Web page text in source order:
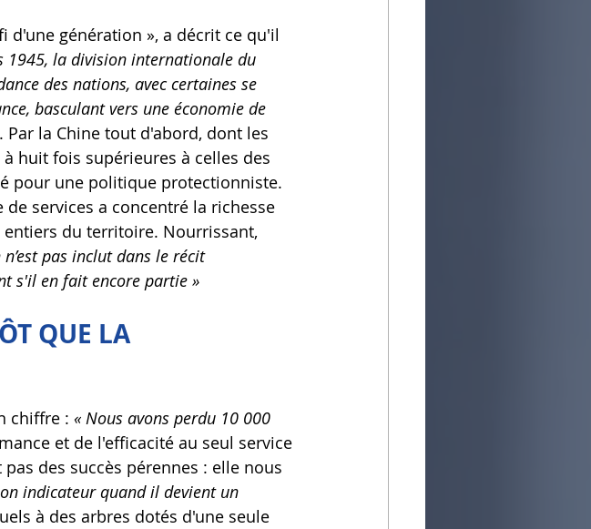
d'une génération », a décrit ce qu'il
1945, la division internationale du
des nations, avec certaines se
basculant vers une économie de
la Chine tout d'abord, dont les
huit fois supérieures à celles des
pour une politique protectionniste.
services a concentré la richesse
du territoire. Nourrissant,
n’est pas inclut dans le récit
s'il en fait encore partie »
QUE LA
chiffre : « Nous avons perdu 10 000
et de l'efficacité au seul service
des succès pérennes : elle nous
indicateur quand il devient un
à des arbres dotés d'une seule